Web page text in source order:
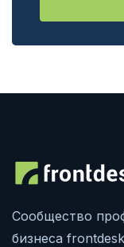
Сообщество
бизнеса